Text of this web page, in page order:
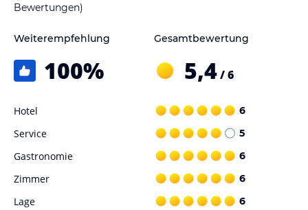
Bewertungen)
Weiterempfehlung
100%
Gesamtbewertung
5,4/ 6
Hotel 6
Service 5
Gastronomie 6
Zimmer 6
Lage 6